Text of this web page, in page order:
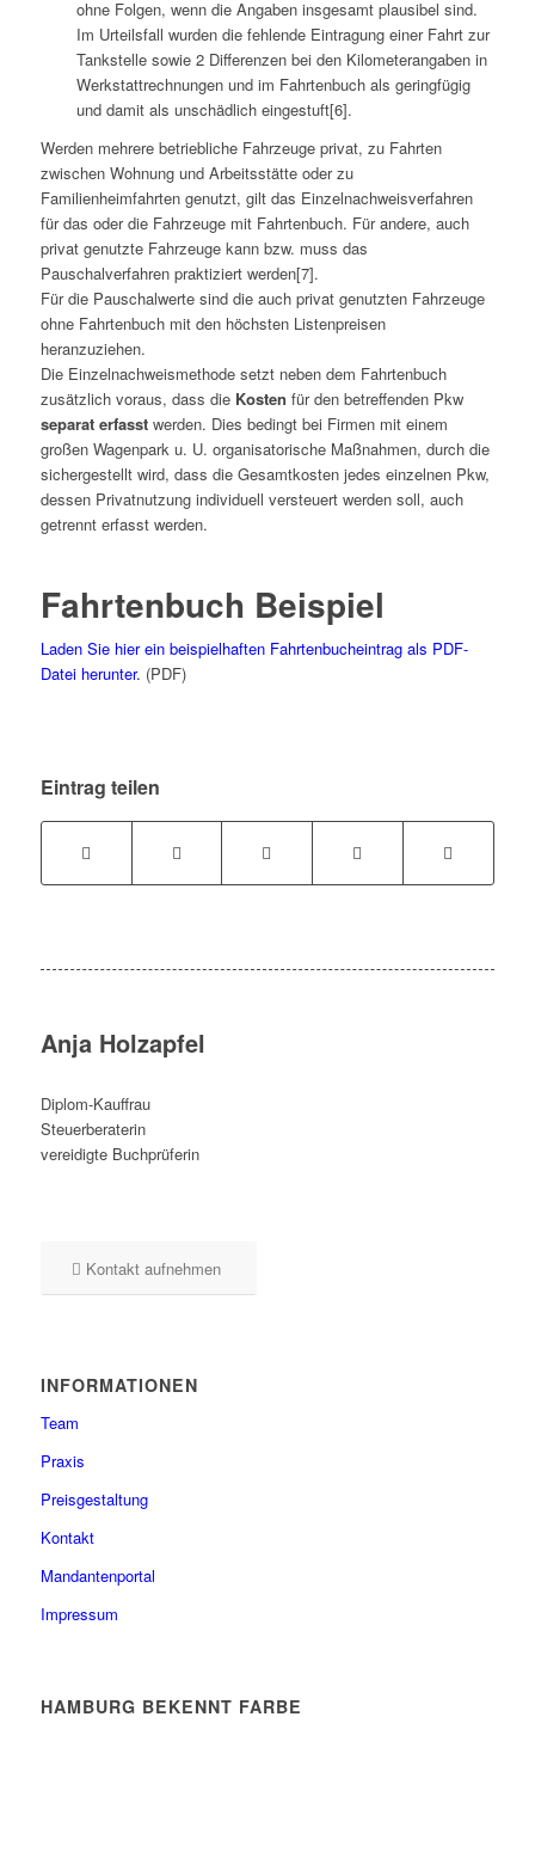
ohne Folgen, wenn die Angaben insgesamt plausibel sind.
Im Urteilsfall wurden die fehlende Eintragung einer Fahrt zur
Tankstelle sowie 2 Differenzen bei den Kilometerangaben in
Werkstattrechnungen und im Fahrtenbuch als geringfügig
und damit als unschädlich eingestuft[6].
Werden mehrere betriebliche Fahrzeuge privat, zu Fahrten
zwischen Wohnung und Arbeitsstätte oder zu
Familienheimfahrten genutzt, gilt das Einzelnachweisverfahren
für das oder die Fahrzeuge mit Fahrtenbuch. Für andere, auch
privat genutzte Fahrzeuge kann bzw. muss das
Pauschalverfahren praktiziert werden[7].
Für die Pauschalwerte sind die auch privat genutzten Fahrzeuge
ohne Fahrtenbuch mit den höchsten Listenpreisen
heranzuziehen.
Die Einzelnachweismethode setzt neben dem Fahrtenbuch
zusätzlich voraus, dass die Kosten für den betreffenden Pkw
separat erfasstwerden. Dies bedingt bei Firmen mit einem
großen Wagenpark u. U. organisatorische Maßnahmen, durch die
sichergestellt wird, dass die Gesamtkosten jedes einzelnen Pkw,
dessen Privatnutzung individuell versteuert werden soll, auch
getrennt erfasst werden.
Fahrtenbuch Beispiel
Laden Sie hier ein beispielhaften Fahrtenbucheintrag als PDF-
Datei herunter. (PDF)
Eintrag teilen
Anja Holzapfel
Diplom-Kauffrau
Steuerberaterin
vereidigte Buchprüferin
Kontakt aufnehmen
INFORMATIONEN
Team
Praxis
Preisgestaltung
Kontakt
Mandantenportal
Impressum
HAMBURG BEKENNT FARBE